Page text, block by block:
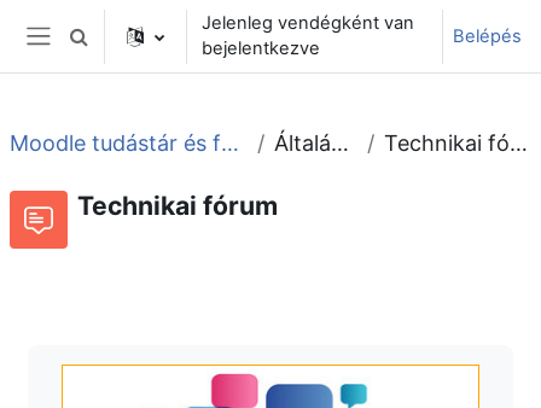
Tovább a fő tartalomhoz
Oldalpanel
Keresési bemeneti adatok váltása
Jelenleg vendégként van
bejelentkezve
Belépés
Moodle tudástár és fórum Általános Technikai fórum
Technikai fórum